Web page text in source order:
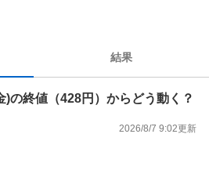
結果
)の終値（428円）からどう動く？
2026/8/7 9:02更新